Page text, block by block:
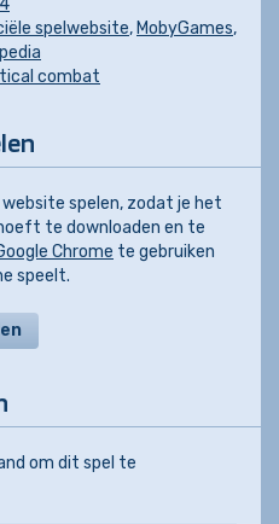
spelwebsite, MobyGames,
combat
spelen, zodat je het
te downloaden en te
Chrome te gebruiken
speelt.
om dit spel te